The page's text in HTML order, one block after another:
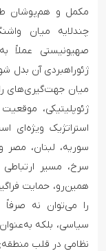
مکمل و هم‌پوشان
چند‌لایه میان
صهیونیستی عملاً
ژئو‌راهبردی آن بدل
میان جهت‌گیری‌های
ژئوپلیتیکی،
استراتژیک ویژه‌ای
سوریه، لبنان، مصر
سرخ، مسیر
همین‌رو، حمایت
را می‌توان نه صرفاً
سیاسی، بلکه
نظامی در قلب